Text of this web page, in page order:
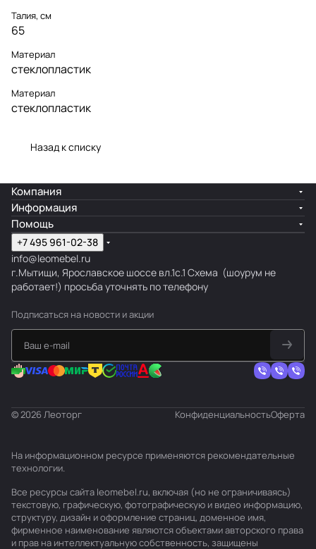
Талия, см
65
Материал
стеклопластик
Материал
стеклопластик
Назад к списку
Компания
Информация
Помощь
+7 495 961-02-38
info@leomebel.ru
г.Мытищи, Ярославское шоссе вл.1с.1 Схема (шоурум не
работает!) просьба уточнять по телефону
Подписаться на новости и акции
© 2026 Леоторг КонфиденциальностьОферта
На информационном ресурсе применяются рекомендательные
технологии.
Все ресурсы сайта leomebel.ru, включая (но не ограничиваясь)
текстовую, графическую, фотографическую и видео информацию,
структуру, дизайн и оформление страниц, доменное имя,
фирменное наименование являются объектами авторского права
и прав на интеллектуальную собственность, защищены